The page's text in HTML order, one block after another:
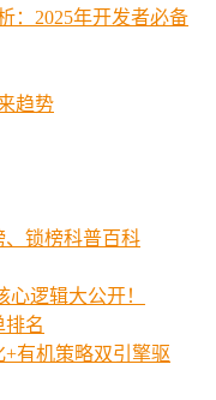
：2025年开发者必备
趋势
、锁榜科普百科
逻辑大公开！
排名
+有机策略双引擎驱